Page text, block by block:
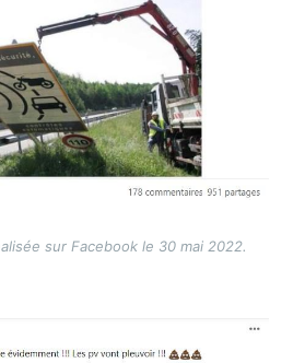
sur Facebook le 30 mai 2022.